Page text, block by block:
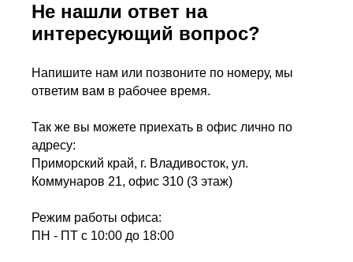
Не нашли ответ на
интересующий вопрос?
Напишите нам или позвоните по номеру, мы
ответим вам в рабочее время.
Так же вы можете приехать в офис лично по
адресу:
Приморский край, г. Владивосток, ул.
Коммунаров 21, офис 310 (3 этаж)
Режим работы офиса:
ПН - ПТ с 10:00 до 18:00